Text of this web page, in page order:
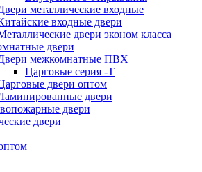
металлические входные
входные двери
двери эконом класса
двери
межкомнатные ПВХ
Царговые серия -Т
двери оптом
двери
двери
двери